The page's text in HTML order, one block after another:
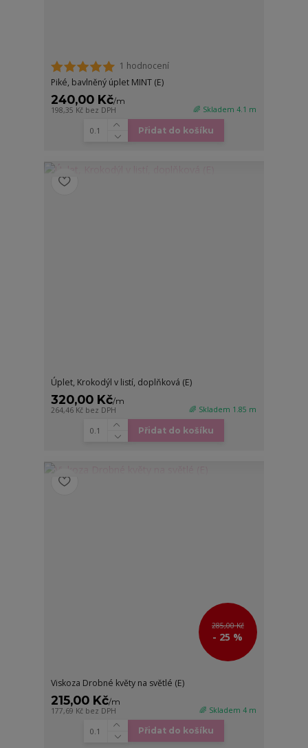
1 hodnocení
Piké, bavlněný úplet MINT (E)
240,00 Kč/m
198,35 Kč bez DPH 🌈 Skladem 4.1 m
Přidat do košíku
Úplet, Krokodýl v listí, doplňková (E)
320,00 Kč/m
264,46 Kč bez DPH 🌈 Skladem 1.85 m
Přidat do košíku
285,00 Kč
- 25 %
Viskoza Drobné květy na světlé (E)
215,00 Kč/m
177,69 Kč bez DPH 🌈 Skladem 4 m
Přidat do košíku